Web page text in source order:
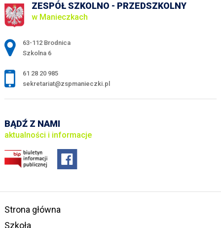
ZESPÓŁ SZKOLNO - PRZEDSZKOLNY
w Manieczkach
Adres pocztowy:
63-112 Brodnica
Szkolna 6
61 28 20 985
sekretariat@zspmanieczki.pl
BĄDŹ Z NAMI
aktualności i informacje
Strona główna
Szkoła